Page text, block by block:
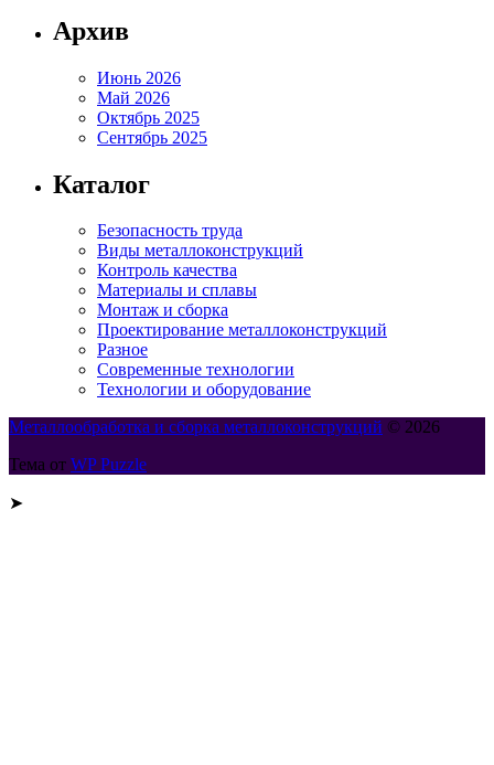
Архив
Июнь 2026
Май 2026
Октябрь 2025
Сентябрь 2025
Каталог
Безопасность труда
Виды металлоконструкций
Контроль качества
Материалы и сплавы
Монтаж и сборка
Проектирование металлоконструкций
Разное
Современные технологии
Технологии и оборудование
Металлообработка и сборка металлоконструкций © 2026
Тема от WP Puzzle
➤